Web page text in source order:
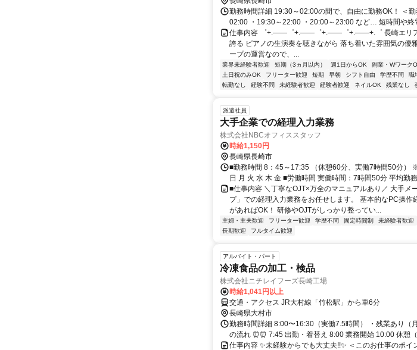
勤務時間詳細 19:30～02:00の間で、自由に勤務OK！ ＜
02:00 ・19:30～22:00 ・20:00～23:00 など… 短時間や終
仕事内容 ゜+.――゜+.――゜+.――゜+.――+.゜ 長崎エリア
誇る ピアノの生演奏を聴きながら 落ち着いた雰囲気の優
ープの運営なので、...
業界未経験者歓迎 短期（3ヵ月以内） 週1日からOK 副業・Wワーク
土日祝のみOK
フリーター歓迎 短期 早朝 シフト自由 学歴不問 職
転勤なし
経験不問 未経験者歓迎 経験者歓迎 ネイルOK 残業なし
派遣社員
大手企業での経理入力業務
株式会社NBCオフィススタッフ
時給1,150円
長崎県長崎市
■勤務時間 8：45～17:35 （休憩60分、実働7時間50分）
日 月 火 水 木 金 ■労働時間 実働時間：7時間50分 平均勤
■仕事内容 ＼丁寧なOJT×万全のマニュアルあり／ 大手メ
プ」での経理入力業務をお任せします。 基本的なPC操作
があればOK！ 研修やOJTがしっかり整ってい...
主婦・主夫歓迎 フリーター歓迎 学歴不問 固定時間制 未経験者歓迎
長期歓迎
フルタイム歓迎
アルバイト・パート
冷凍食品の加工・検品
株式会社ニチレイフーズ長崎工場
時給1,041円以上
交通・アクセス JR大村線「竹松駅」から車6分
長崎県大村市
勤務時間詳細 8:00〜16:30（実働7.5時間） ・残業あり（
の流れ ⏰⏰ 7:45 出勤・着替え 8:00 業務開始 10:00 休憩
仕事内容 ✨未経験からでも大丈夫!!✨ ＜このお仕事のポイ